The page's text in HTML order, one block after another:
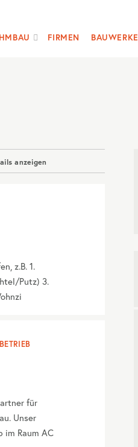
FIRMEN BAUWERKE
anzeigen
z.B. 1.
Putz) 3.
für
Unser
im Raum AC